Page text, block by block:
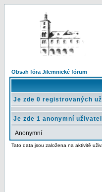
Obsah fóra Jilemnické fórum
Je zde 0 registrovaných
Je zde 1 anonymní uživatel
Anonymní
Tato data jsou založena na aktivitě